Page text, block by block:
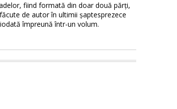
fiind formată din doar două părți,
de autor în ultimii șaptesprezece
împreună într-un volum.